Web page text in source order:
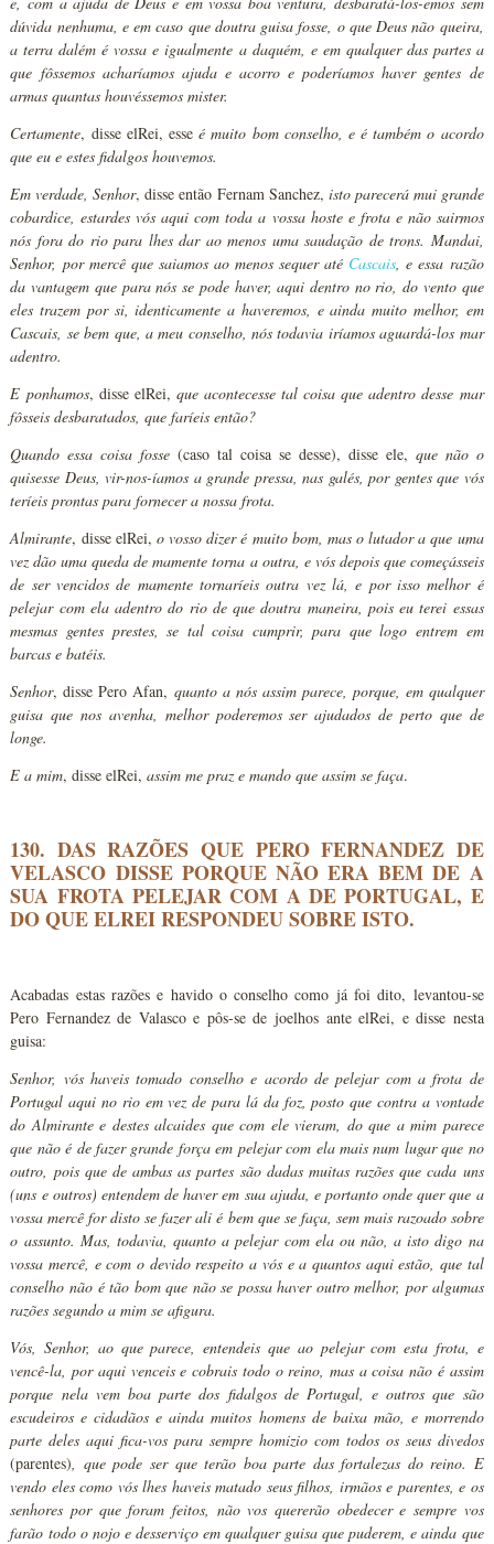
dúvida nenhuma, e em caso que doutra guisa fosse, o que Deus não queira,
a terra dalém é vossa e igualmente a daquém, e em qualquer das partes a
que fôssemos acharíamos ajuda e acorro e poderíamos haver gentes de
armas quantas houvéssemos mister.
Certamente, disse elRei, esseé muito bom conselho, e é também o acordo
que eu e estes fidalgos houvemos.
Em verdade, Senhor, disse então Fernam Sanchez, isto parecerá mui grande
cobardice, estardes vós aqui com toda a vossa hoste e frota e não sairmos
nós fora do rio para lhes dar ao menos uma saudação de trons. Mandai,
Senhor, por mercê que saiamos ao menos sequer até Cascais, e essa razão
da vantagem que para nós se pode haver, aqui dentro no rio, do vento que
eles trazem por si, identicamente a haveremos, e ainda muito melhor, em
Cascais, se bem que, a meu conselho, nós todavia iríamos aguardá-los mar
adentro.
E ponhamos, disse elRei, que acontecesse tal coisa que adentro desse mar
fôsseis desbaratados, que faríeis então?
Quando essa coisa fosse(caso tal coisa se desse), disse ele, que não o
quisesse Deus, vir-nos-íamos a grande pressa, nas galés, por gentes que vós
teríeis prontas para fornecer a nossa frota.
Almirante, disse elRei, o vosso dizer é muito bom, mas o lutador a que uma
vez dão uma queda de mamente torna a outra, e vós depois que começásseis
de ser vencidos de mamente tornaríeis outra vez lá, e por isso melhor é
pelejar com ela adentro do rio de que doutra maneira, pois eu terei essas
mesmas gentes prestes, se tal coisa cumprir, para que logo entrem em
barcas e batéis.
Senhor, disse Pero Afan, quanto a nós assim parece, porque, em qualquer
guisa que nos avenha, melhor poderemos ser ajudados de perto que de
longe.
E a mim, disse elRei,assim me praz e mando que assim se faça.
130. DAS RAZÕES QUE PERO FERNANDEZ DE
VELASCO DISSE PORQUE NÃO ERA BEM DE A
SUA FROTA PELEJAR COM A DE PORTUGAL, E
DO QUE ELREI RESPONDEU SOBRE ISTO.
Acabadas estas razões e havido o conselho como já foi dito, levantou-se
Pero Fernandez de Valasco e pôs-se de joelhos ante elRei, e disse nesta
guisa:
Senhor, vós haveis tomado conselho e acordo de pelejar com a frota de
Portugal aqui no rio em vez de para lá da foz, posto que contra a vontade
do Almirante e destes alcaides que com ele vieram, do que a mim parece
que não é de fazer grande força em pelejar com ela mais num lugar que no
outro, pois que de ambas as partes são dadas muitas razões que cada uns
(uns e outros) entendem de haver em sua ajuda, e portanto onde quer que a
vossa mercê for disto se fazer ali é bem que se faça, sem mais razoado sobre
o assunto. Mas, todavia, quanto a pelejar com ela ou não, a isto digo na
vossa mercê, e com o devido respeito a vós e a quantos aqui estão, que tal
conselho não é tão bom que não se possa haver outro melhor, por algumas
razões segundo a mim se afigura.
Vós, Senhor, ao que parece, entendeis que ao pelejar com esta frota, e
vencê-la, por aqui venceis e cobrais todo o reino, mas a coisa não é assim
porque nela vem boa parte dos fidalgos de Portugal, e outros que são
escudeiros e cidadãos e ainda muitos homens de baixa mão, e morrendo
parte deles aqui fica-vos para sempre homizio com todos os seus divedos
(parentes), que pode ser que terão boa parte das fortalezas do reino. E
vendo eles como vós lhes haveis matado seus filhos, irmãos e parentes, e os
senhores por que foram feitos, não vos quererão obedecer e sempre vos
farão todo o nojo e desserviço em qualquer guisa que puderem, e ainda que